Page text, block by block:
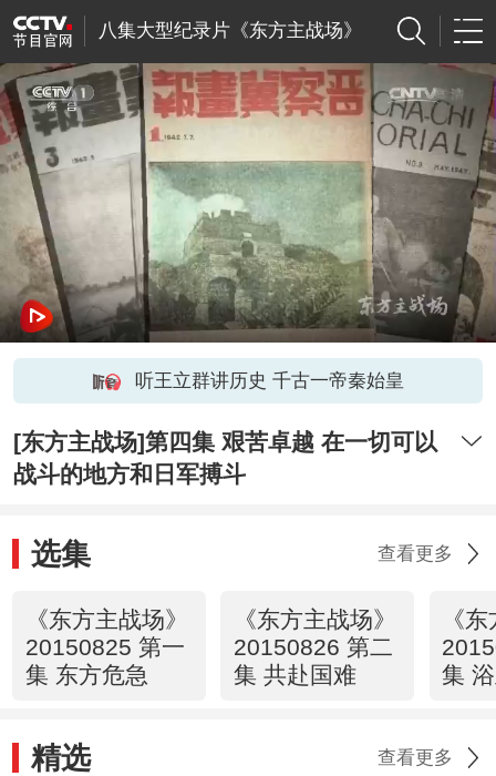
八集大型纪录片《东方主战场》
听王立群讲历史 千古一帝秦始皇
[东方主战场]第四集 艰苦卓越 在一切可以
战斗的地方和日军搏斗
选集 查看更多
《东方主战场》
20150825 第一
集 东方危急
《东方主战场》
20150826 第二
集 共赴国难
《
集
精选 查看更多